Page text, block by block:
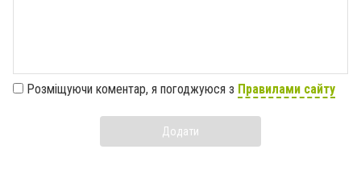
Розміщуючи коментар, я погоджуюся з Правилами сайту
Додати